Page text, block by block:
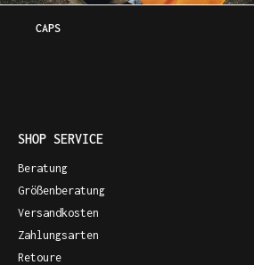
CAPS
SHOP SERVICE
Beratung
Größenberatung
Versandkosten
Zahlungsarten
Retoure